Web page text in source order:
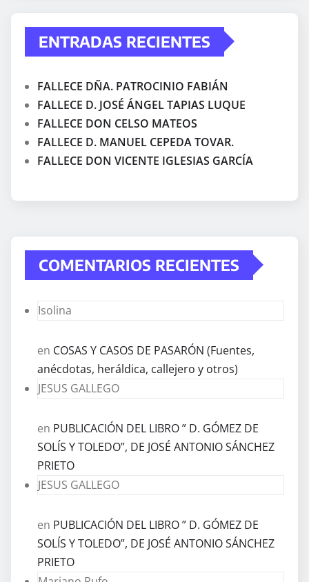
ENTRADAS RECIENTES
FALLECE DÑA. PATROCINIO FABIÁN
FALLECE D. JOSÉ ÁNGEL TAPIAS LUQUE
FALLECE DON CELSO MATEOS
FALLECE D. MANUEL CEPEDA TOVAR.
FALLECE DON VICENTE IGLESIAS GARCÍA
COMENTARIOS RECIENTES
Isolina
en COSAS Y CASOS DE PASARÓN (Fuentes,
anécdotas, heráldica, callejero y otros)
JESUS GALLEGO
en PUBLICACIÓN DEL LIBRO ” D. GÓMEZ DE
SOLÍS Y TOLEDO”, DE JOSÉ ANTONIO SÁNCHEZ
PRIETO
JESUS GALLEGO
en PUBLICACIÓN DEL LIBRO ” D. GÓMEZ DE
SOLÍS Y TOLEDO”, DE JOSÉ ANTONIO SÁNCHEZ
PRIETO